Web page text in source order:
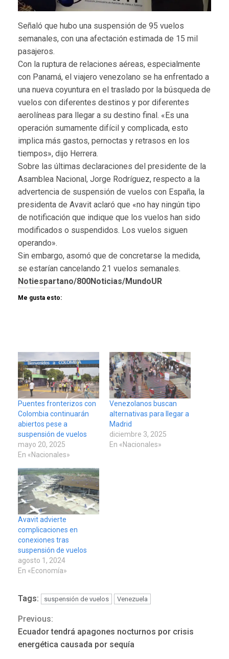
Señaló que hubo una suspensión de 95 vuelos
semanales, con una afectación estimada de 15 mil
pasajeros.
Con la ruptura de relaciones aéreas, especialmente
con Panamá, el viajero venezolano se ha enfrentado a
una nueva coyuntura en el traslado por la búsqueda de
vuelos con diferentes destinos y por diferentes
aerolíneas para llegar a su destino final. «Es una
operación sumamente difícil y complicada, esto
implica más gastos, pernoctas y retrasos en los
tiempos», dijo Herrera.
Sobre las últimas declaraciones del presidente de la
Asamblea Nacional, Jorge Rodríguez, respecto a la
advertencia de suspensión de vuelos con España, la
presidenta de Avavit aclaró que «no hay ningún tipo
de notificación que indique que los vuelos han sido
modificados o suspendidos. Los vuelos siguen
operando».
Sin embargo, asomó que de concretarse la medida,
se estarían cancelando 21 vuelos semanales.
Notiespartano/800Noticias/MundoUR
Me gusta esto:
Puentes fronterizos con
Colombia continuarán
abiertos pese a
suspensión de vuelos
mayo 20, 2025
En «Nacionales»
Venezolanos buscan
alternativas para llegar a
Madrid
diciembre 3, 2025
En «Nacionales»
Avavit advierte
complicaciones en
conexiones tras
suspensión de vuelos
agosto 1, 2024
En «Economía»
Tags: suspensión de vuelos Venezuela
Continue
Reading
Previous:
Ecuador tendrá apagones nocturnos por crisis
energética causada por sequía
LATINOAMÉRICA Y CARIBE
TITULARES
ÚLTIMA HORA